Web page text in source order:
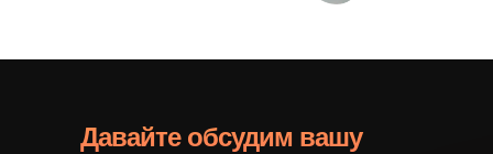
Давайте обсудим вашу